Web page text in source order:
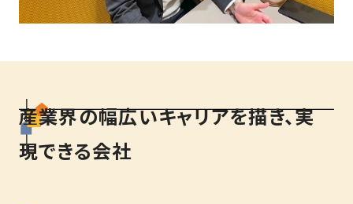
産業界の幅広いキャリアを描き、実
現できる会社